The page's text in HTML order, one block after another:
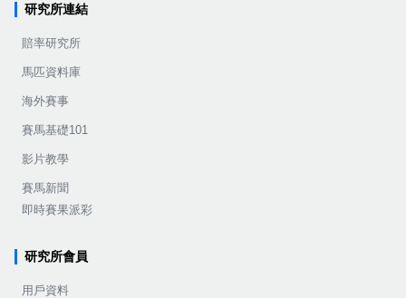
研究所連結
賠率研究所
馬匹資料庫
海外賽事
賽馬基礎101
影片教學
賽馬新聞
即時賽果派彩
研究所會員
用戶資料